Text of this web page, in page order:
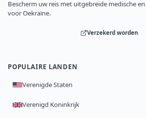
Bescherm uw reis met uitgebreide medische
voor Oekraïne.
Verzekerd worden
POPULAIRE LANDEN
Verenigde Staten
Verenigd Koninkrijk